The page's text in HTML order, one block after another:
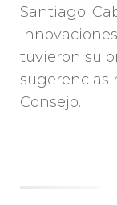
Santiago.
tuvieron su
sugerencias
Consejo.